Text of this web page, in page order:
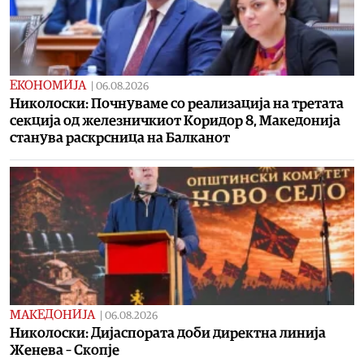
ЕКОНОМИЈА 06.08.2026
Николоски: Почнуваме со реализација на третата
секција од железничкиот Коридор 8, Македонија
станува раскрсница на Балканот
МАКЕДОНИЈА 06.08.2026
Николоски: Дијаспората доби директна линија
Женева – Скопје